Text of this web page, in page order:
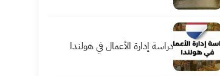
دراسة إدارة الأعمال في هولندا